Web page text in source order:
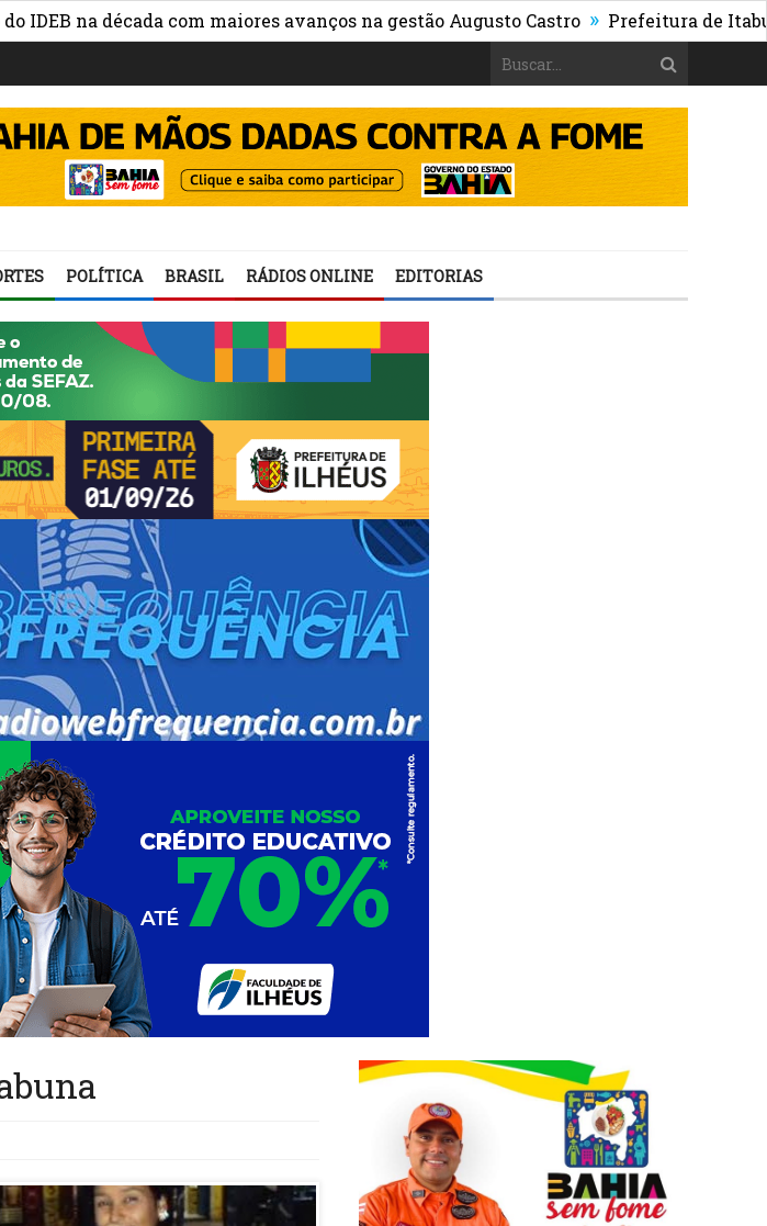
década com maiores avanços na gestão Augusto Castro » Prefeitura de Itabuna
POLÍTICA BRASIL RÁDIOS ONLINE EDITORIAS